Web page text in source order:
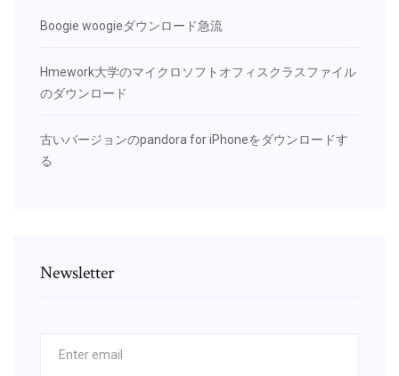
Boogie woogieダウンロード急流
Hmework大学のマイクロソフトオフィスクラスファイル
のダウンロード
古いバージョンのpandora for iPhoneをダウンロードす
る
Newsletter